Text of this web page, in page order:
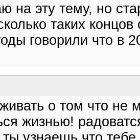
на эту тему, но
таких
говорили что в
о том что не
жизнью!